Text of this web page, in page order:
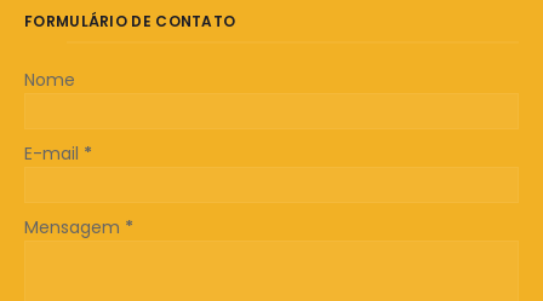
FORMULÁRIO DE CONTATO
Nome
E-mail *
Mensagem *